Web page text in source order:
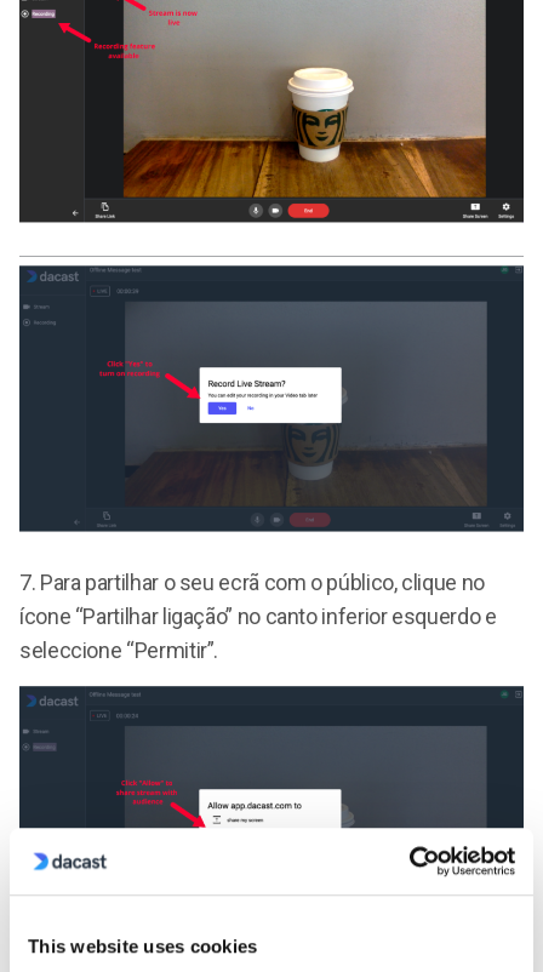
This website uses cookies
7. Para partilhar o seu ecrã com o público, clique no
ícone “Partilhar ligação” no canto inferior esquerdo e
seleccione “Permitir”.